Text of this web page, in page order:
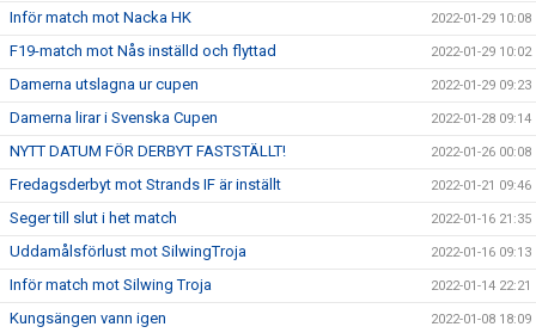
Inför match mot Nacka HK 2022-01-29 10:08
F19-match mot Nås inställd och flyttad 2022-01-29 10:02
Damerna utslagna ur cupen 2022-01-29 09:23
Damerna lirar i Svenska Cupen 2022-01-28 09:14
NYTT DATUM FÖR DERBYT FASTSTÄLLT! 2022-01-26 00:08
Fredagsderbyt mot Strands IF är inställt 2022-01-21 09:46
Seger till slut i het match 2022-01-16 21:35
Uddamålsförlust mot SilwingTroja 2022-01-16 09:13
Inför match mot Silwing Troja 2022-01-14 22:21
Kungsängen vann igen 2022-01-08 18:09